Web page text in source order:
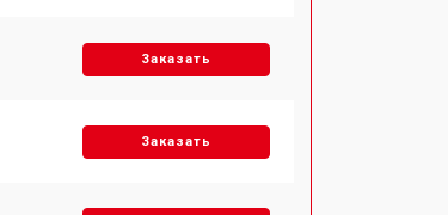
Заказать
Заказать